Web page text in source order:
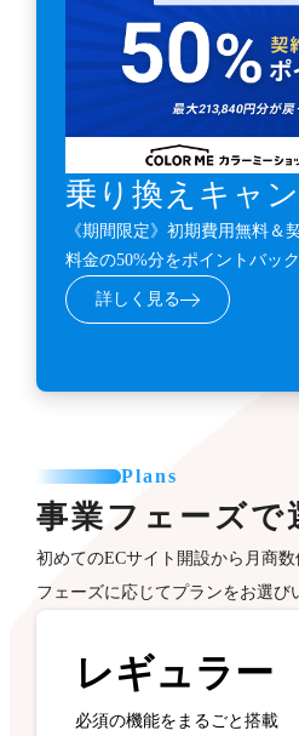
乗り換えキャ
《期間限定》初期費用無料＆
料金の50%分をポイントバック
詳しく見る
Plans
事業フェーズで
初めてのECサイト開設から月商
フェーズに応じてプランをお選び
レギュラー
必須の機能をまるごと搭載